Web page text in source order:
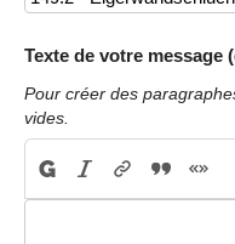
Texte de votre message
Pour créer des
vides.